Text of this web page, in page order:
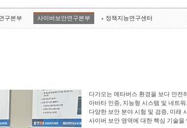
구본부 사이버보안연구본부 정책지능연구센터
다가오는 메타버스 환경을 보다 안전
아바타 인증, 지능형 시스템 및 네트
다양한 보안 분야 시험 및 검증, 미래
사이버 보안 영역에 대한 핵심 기술